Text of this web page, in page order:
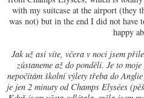
with my suitcase at the airport (they
was not) but in the end I did not
happy
Jak už asi víte, včera v noci jsem
zůstaneme až do pondělí. Je to
nepočítám školní výlety třeba do
je jen 2 minuty od Champs Elysées